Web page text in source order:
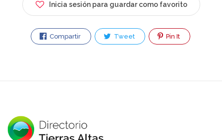
Inicia sesión para guardar como favorito
Compartir Tweet Pin It